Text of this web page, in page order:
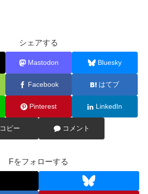
シェアする
Mastodon Bluesky
Facebook はてブ
Pinterest LinkedIn
コピー コメント
Fをフォローする